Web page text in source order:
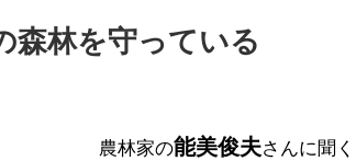
森林を守っている
農林家の能美俊夫さんに聞く